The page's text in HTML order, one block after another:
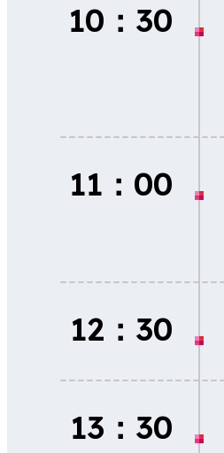
10：30
11：00
12：30
13：30